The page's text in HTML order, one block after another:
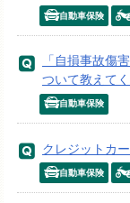
自動車保険
「自損事故傷
ついて教えてく
自動車保険
クレジットカ
自動車保険